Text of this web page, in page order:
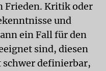
Frieden. Kritik oder
und
ein Fall für den
sind, diesen
schwer definierbar,